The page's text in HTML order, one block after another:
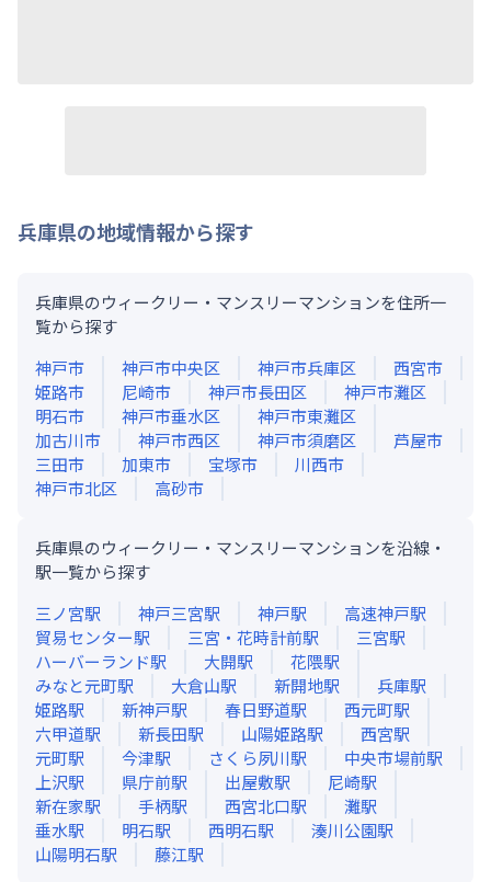
兵庫県の地域情報から探す
兵庫県のウィークリー・マンスリーマンションを住所一
覧から探す
神戸市
神戸市中央区 神戸市兵庫区
西宮市
姫路市
尼崎市 神戸市長田区
神戸市灘区
明石市
神戸市垂水区
神戸市東灘区
加古川市
神戸市西区 神戸市須磨区
芦屋市
三田市
加東市 宝塚市
川西市
神戸市北区
高砂市
兵庫県のウィークリー・マンスリーマンションを沿線・
駅一覧から探す
三ノ宮駅 神戸三宮駅 神戸駅 高速神戸駅
貿易センター駅 三宮・花時計前駅 三宮駅
ハーバーランド駅 大開駅 花隈駅
みなと元町駅 大倉山駅 新開地駅 兵庫駅
姫路駅 新神戸駅 春日野道駅 西元町駅
六甲道駅 新長田駅 山陽姫路駅 西宮駅
元町駅 今津駅 さくら夙川駅 中央市場前駅
上沢駅 県庁前駅 出屋敷駅 尼崎駅
新在家駅 手柄駅 西宮北口駅 灘駅
垂水駅 明石駅 西明石駅 湊川公園駅
山陽明石駅 藤江駅